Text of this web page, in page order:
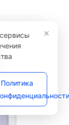
Политика
×